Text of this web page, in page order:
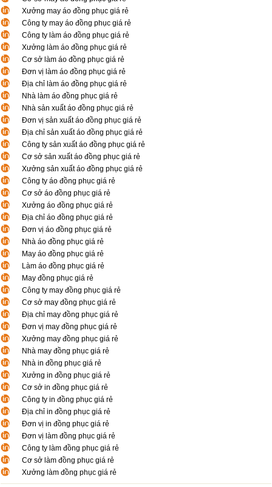
Xưởng may áo đồng phục giá rẻ
Công ty may áo đồng phục giá rẻ
Công ty làm áo đồng phục giá rẻ
Xưởng làm áo đồng phục giá rẻ
Cơ sở làm áo đồng phục giá rẻ
Đơn vị làm áo đồng phục giá rẻ
Địa chỉ làm áo đồng phục giá rẻ
Nhà làm áo đồng phục giá rẻ
Nhà sản xuất áo đồng phục giá rẻ
Đơn vị sản xuất áo đồng phục giá rẻ
Địa chỉ sản xuất áo đồng phục giá rẻ
Công ty sản xuất áo đồng phục giá rẻ
Cơ sở sản xuất áo đồng phục giá rẻ
Xưởng sản xuất áo đồng phục giá rẻ
Công ty áo đồng phục giá rẻ
Cơ sở áo đồng phục giá rẻ
Xưởng áo đồng phục giá rẻ
Địa chỉ áo đồng phục giá rẻ
Đơn vị áo đồng phục giá rẻ
Nhà áo đồng phục giá rẻ
May áo đồng phục giá rẻ
Làm áo đồng phục giá rẻ
May đồng phục giá rẻ
Công ty may đồng phục giá rẻ
Cơ sở may đồng phục giá rẻ
Địa chỉ may đồng phục giá rẻ
Đơn vị may đồng phục giá rẻ
Xưởng may đồng phục giá rẻ
Nhà may đồng phục giá rẻ
Nhà in đồng phục giá rẻ
Xưởng in đồng phục giá rẻ
Cơ sở in đồng phục giá rẻ
Công ty in đồng phục giá rẻ
Địa chỉ in đồng phục giá rẻ
Đơn vị in đồng phục giá rẻ
Đơn vị làm đồng phục giá rẻ
Công ty làm đồng phục giá rẻ
Cơ sở làm đồng phục giá rẻ
Xưởng làm đồng phục giá rẻ